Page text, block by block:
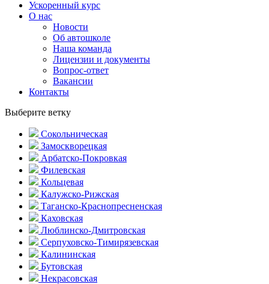
Ускоренный курс
О нас
Новости
Об автошколе
Наша команда
Лицензии и документы
Вопрос-ответ
Вакансии
Контакты
Выберите ветку
Сокольническая
Замоскворецкая
Арбатско-Покровкая
Филевская
Кольцевая
Калужско-Рижская
Таганско-Краснопресненская
Каховская
Люблинско-Дмитровская
Серпуховско-Тимирязевская
Калининская
Бутовская
Некрасовская